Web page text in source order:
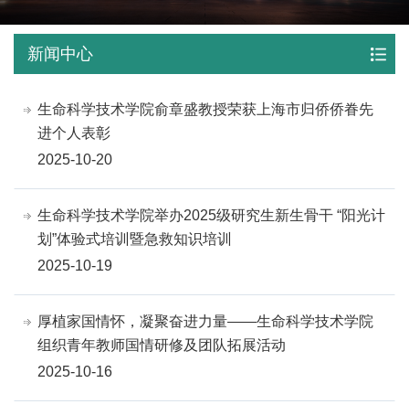
新闻中心
生命科学技术学院俞章盛教授荣获上海市归侨侨眷先
进个人表彰
2025-10-20
生命科学技术学院举办2025级研究生新生骨干 “阳光计
划”体验式培训暨急救知识培训
2025-10-19
厚植家国情怀，凝聚奋进力量——生命科学技术学院
组织青年教师国情研修及团队拓展活动
2025-10-16